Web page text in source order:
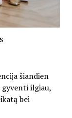
šiandien
ilgiau,
bei